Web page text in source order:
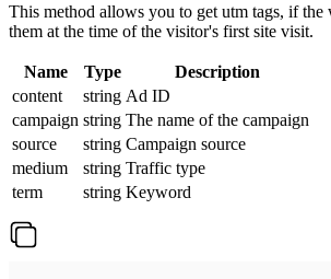
This method allows you to get utm tags, if the
them at the time of the visitor's first site visit.
Name Type
Description
content
string Ad ID
campaign string The name of the campaign
source
string Campaign source
medium
string Traffic type
term
string Keyword